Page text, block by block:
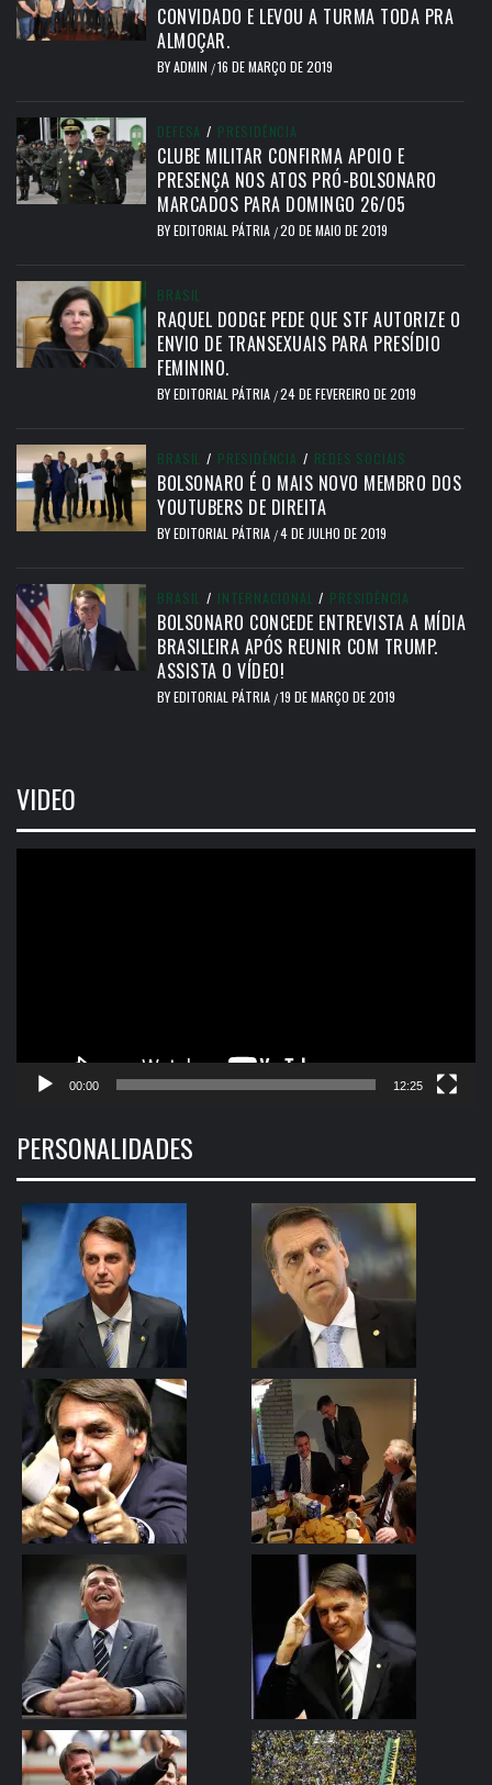
CONVIDADO E LEVOU A TURMA TODA PRA
ALMOÇAR.
BYADMIN /16 DE MARÇO DE 2019
DEFESA / PRESIDÊNCIA
CLUBE MILITAR CONFIRMA APOIO E
PRESENÇA NOS ATOS PRÓ-BOLSONARO
MARCADOS PARA DOMINGO 26/05
BYEDITORIAL PÁTRIA /20 DE MAIO DE 2019
BRASIL
RAQUEL DODGE PEDE QUE STF AUTORIZE O
ENVIO DE TRANSEXUAIS PARA PRESÍDIO
FEMININO.
BYEDITORIAL PÁTRIA /24 DE FEVEREIRO DE 2019
BRASIL / PRESIDÊNCIA / REDES SOCIAIS
BOLSONARO É O MAIS NOVO MEMBRO DOS
YOUTUBERS DE DIREITA
BYEDITORIAL PÁTRIA /4 DE JULHO DE 2019
BRASIL / INTERNACIONAL / PRESIDÊNCIA
BOLSONARO CONCEDE ENTREVISTA A MÍDIA
BRASILEIRA APÓS REUNIR COM TRUMP.
ASSISTA O VÍDEO!
BYEDITORIAL PÁTRIA /19 DE MARÇO DE 2019
VIDEO
00:00 12:25
PERSONALIDADES